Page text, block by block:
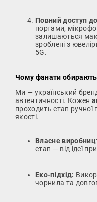
Повний доступ
портами,
залишаються
зроблені з
5G.
Чому фанати
Ми — український
автентичності. Кожен
проходить етап
якості.
Власне
етап — від ідеї
Еко-підхід:
чорнила та